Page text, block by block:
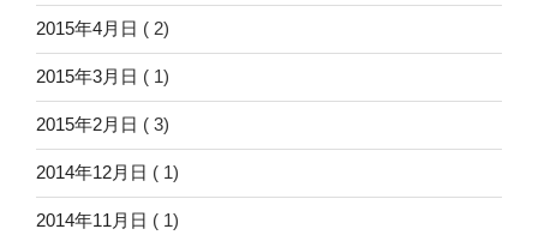
2015年4月日 ( 2)
2015年3月日 ( 1)
2015年2月日 ( 3)
2014年12月日 ( 1)
2014年11月日 ( 1)